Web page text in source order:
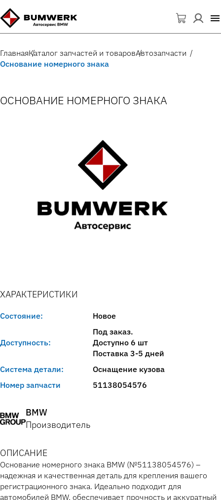
ГлавнаяКаталог запчастей и товаровАвтозапчасти
Основание номерного знака
ОСНОВАНИЕ НОМЕРНОГО ЗНАКА
ХАРАКТЕРИСТИКИ
Состояние: Новое
Доступность:
Под заказ.
Доступно 6 шт
Поставка 3-5 дней
Система детали:
Оснащение кузова
Номер запчасти
51138054576
BMW
Производитель
ОПИСАНИЕ
Основание номерного знака BMW (№51138054576) –
надежная и качественная деталь для крепления вашего
регистрационного знака. Идеально подходит для
автомобилей BMW, обеспечивает прочность и аккуратный